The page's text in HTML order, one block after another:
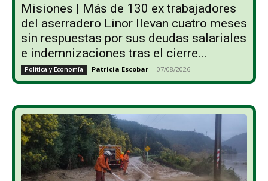
Misiones | Más de 130 ex trabajadores
del aserradero Linor llevan cuatro meses
sin respuestas por sus deudas salariales
e indemnizaciones tras el cierre...
Política y Economía Patricia Escobar - 07/08/2026